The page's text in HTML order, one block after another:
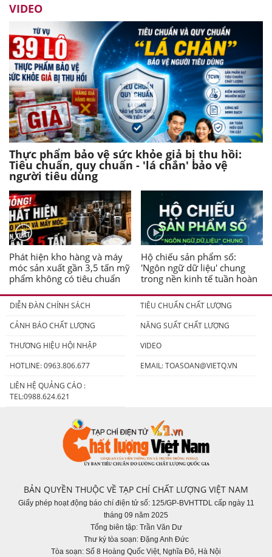
VIDEO
Thực phẩm bảo vệ sức khỏe giả bị thu hồi:
Tiêu chuẩn, quy chuẩn - 'lá chắn' bảo vệ
người tiêu dùng
Phát hiện kho hàng và máy
móc sản xuất gần 3,5 tấn mỹ
phẩm không có tiêu chuẩn
Hộ chiếu sản phẩm số:
'Ngôn ngữ dữ liệu' chung
trong nền kinh tế tuần hoàn
DIỄN ĐÀN CHÍNH SÁCH
TIÊU CHUẨN CHẤT LƯỢNG
CẢNH BÁO CHẤT LƯỢNG
NĂNG SUẤT CHẤT LƯỢNG
THƯƠNG HIỆU HỘI NHẬP
VIDEO
HOTLINE: 0963.806.677
EMAIL:TOASOAN@VIETQ.VN
LIÊN HỆ QUẢNG CÁO :
TEL:0988.624.621
BẢN QUYỀN THUỘC VỀ TẠP CHÍ CHẤT LƯỢNG VIỆT NAM
Giấy phép hoạt động báo chí điện tử số: 125/GP-BVHTTDL cấp ngày 11
tháng 09 năm 2025
Tổng biên tập: Trần Văn Dư
Thư ký tòa soạn: Đặng Anh Đức
Tòa soạn: Số 8 Hoàng Quốc Việt, Nghĩa Đô, Hà Nội